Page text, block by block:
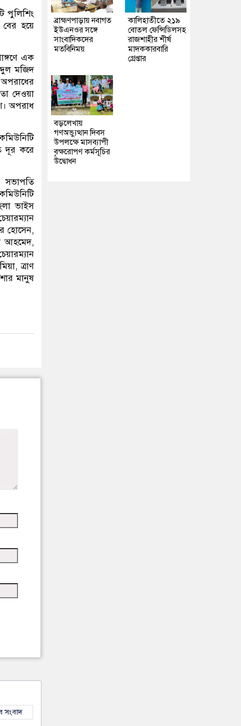
পুলিশিং
বের হয়ে
এক
মজিদ
দেওয়া
অপরাধ
দূর করে
সভাপতি
ভাইস
হোসেন,
আহমেদ,
ত্রাণ
মানুষ
সংবাদ
ব্রাহ্মণপাড়ায় নবাগত
ইউএনওর সঙ্গে
সাংবাদিকদের
মতবিনিময়
কালিহাতীতে ২১৯
বোতল ফেন্সিডিলসহ
রাজশাহীর শীর্ষ
মাদককারবারি
গ্রেপ্তার
বড়লেখায়
গণঅভ্যুত্থান দিবস
উপলক্ষে মাসব্যাপী
বৃক্ষরোপণ কর্মসূচির
উদ্বোধন